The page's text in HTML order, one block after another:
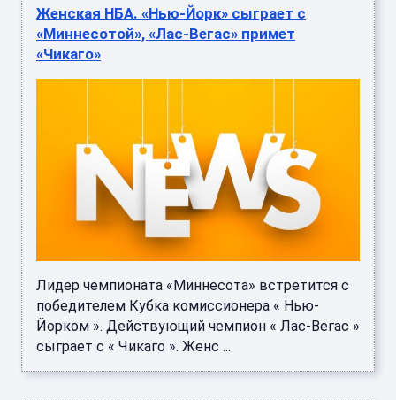
Женская НБА. «Нью-Йорк» сыграет с
«Миннесотой», «Лас-Вегас» примет
«Чикаго»
Лидер чемпионата «Миннесота» встретится с
победителем Кубка комиссионера « Нью-
Йорком ». Действующий чемпион « Лас-Вегас »
сыграет с « Чикаго ». Женс ...